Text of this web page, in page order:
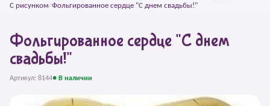
С рисунком/Фольгированное сердце "С днем свадьбы!"
Фольгированное сердце "С днем
свадьбы!"
Артикул: 8144● В наличии